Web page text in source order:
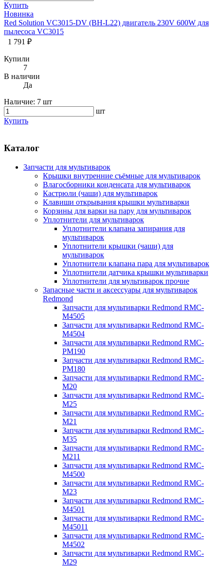
Купить
Новинка
Red Solution VC3015-DV (BH-L22) двигатель 230V 600W для
пылесоса VC3015
1 791 ₽
Купили
7
В наличии
Да
Наличие: 7 шт
шт
Купить
Каталог
Запчасти для мультиварок
Крышки внутренние съёмные для мультиварок
Влагосборники конденсата для мультиварок
Кастрюли (чаши) для мультиварок
Клавиши открывания крышки мультиварки
Корзины для варки на пару для мультиварок
Уплотнители для мультиварок
Уплотнители клапана запирания для
мультиварок
Уплотнители крышки (чаши) для
мультиварок
Уплотнители клапана пара для мультиварок
Уплотнители датчика крышки мультиварки
Уплотнители для мультиварок прочие
Запасные части и аксессуары для мультиварок
Redmond
Запчасти для мультиварки Redmond RMC-
M4505
Запчасти для мультиварки Redmond RMC-
M4504
Запчасти для мультиварки Redmond RMC-
PM190
Запчасти для мультиварки Redmond RMC-
PM180
Запчасти для мультиварки Redmond RMC-
M20
Запчасти для мультиварки Redmond RMC-
M25
Запчасти для мультиварки Redmond RMC-
M21
Запчасти для мультиварки Redmond RMC-
M35
Запчасти для мультиварки Redmond RMC-
M211
Запчасти для мультиварки Redmond RMC-
M4500
Запчасти для мультиварки Redmond RMC-
M23
Запчасти для мультиварки Redmond RMC-
M4501
Запчасти для мультиварки Redmond RMC-
M45011
Запчасти для мультиварки Redmond RMC-
M4502
Запчасти для мультиварки Redmond RMC-
M29